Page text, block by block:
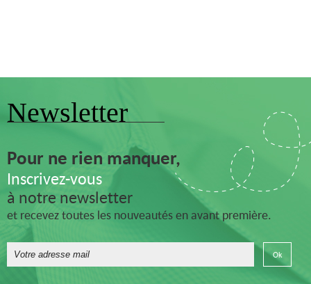
Newsletter
Pour ne rien manquer,
Inscrivez-vous
à notre newsletter
et recevez toutes les nouveautés en avant première.